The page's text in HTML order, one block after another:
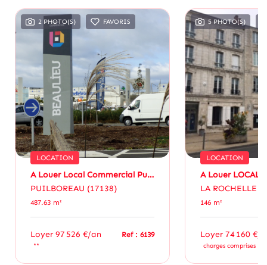
2 PHOTO(S) FAVORIS
LOCATION
A Louer Local Commercial Puilboreau 487.63m²
PUILBOREAU (17138)
487.63 m²
Loyer 97 526 €/an
**
Ref : 6139
5 PHOTO(S)
LOCATION
LA ROCHELLE
146 m²
Loyer 74 160 €/
charges comprises **